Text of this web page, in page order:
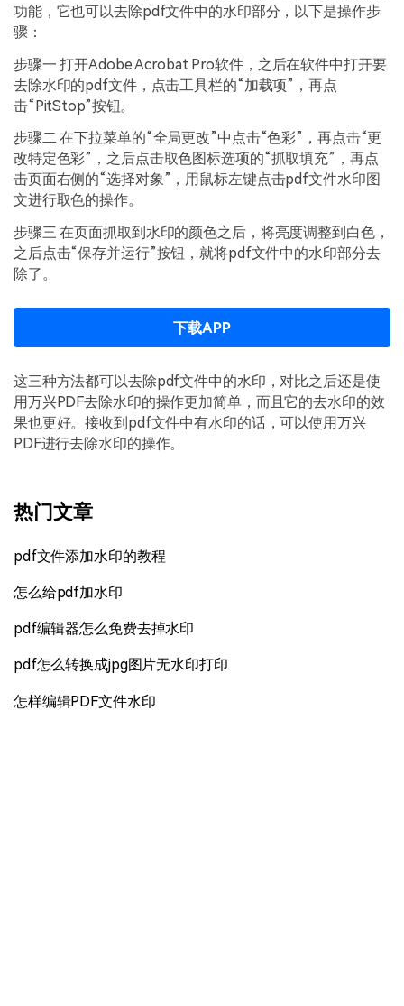
功能，它也可以去除pdf文件中的水印部分，以下是操作步
骤：
步骤一 打开Adobe Acrobat Pro软件，之后在软件中打开要
去除水印的pdf文件，点击工具栏的“加载项”，再点
击“PitStop”按钮。
步骤二 在下拉菜单的“全局更改”中点击“色彩”，再点击“更
改特定色彩”，之后点击取色图标选项的“抓取填充”，再点
击页面右侧的“选择对象”，用鼠标左键点击pdf文件水印图
文进行取色的操作。
步骤三 在页面抓取到水印的颜色之后，将亮度调整到白色，
之后点击“保存并运行”按钮，就将pdf文件中的水印部分去
除了。
下载APP
这三种方法都可以去除pdf文件中的水印，对比之后还是使
用万兴PDF去除水印的操作更加简单，而且它的去水印的效
果也更好。接收到pdf文件中有水印的话，可以使用万兴
PDF进行去除水印的操作。
热门文章
pdf文件添加水印的教程
怎么给pdf加水印
pdf编辑器怎么免费去掉水印
pdf怎么转换成jpg图片无水印打印
怎样编辑PDF文件水印